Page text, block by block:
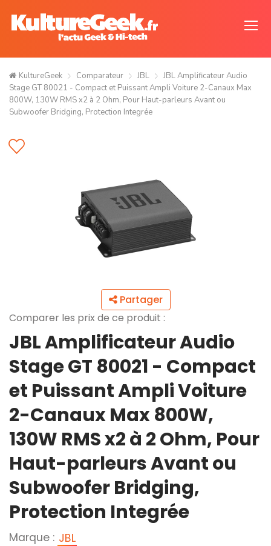
KultureGeek Comparateur JBL
JBL Amplificateur Audio
Stage GT 80021 - Compact et Puissant Ampli Voiture 2-Canaux Max
800W, 130W RMS x2 à 2 Ohm, Pour Haut-parleurs Avant ou
Subwoofer Bridging, Protection Integrée
Partager
Comparer les prix de ce produit :
JBL Amplificateur Audio
Stage GT 80021 - Compact
et Puissant Ampli Voiture
2-Canaux Max 800W,
130W RMS x2 à 2 Ohm, Pour
Haut-parleurs Avant ou
Subwoofer Bridging,
Protection Integrée
Marque : JBL